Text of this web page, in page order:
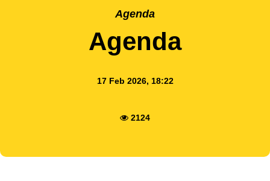
Agenda
Agenda
17 Feb 2026, 18:22
2124